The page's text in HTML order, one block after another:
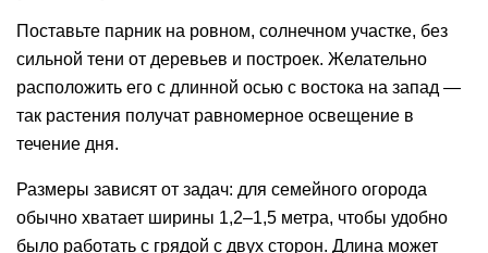
Поставьте парник на ровном, солнечном участке, без
сильной тени от деревьев и построек. Желательно
расположить его с длинной осью с востока на запад —
так растения получат равномерное освещение в
течение дня.
Размеры зависят от задач: для семейного огорода
обычно хватает ширины 1,2–1,5 метра, чтобы удобно
было работать с грядой с двух сторон. Длина может